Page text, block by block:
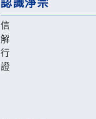
認識淨宗
信
解
行
證